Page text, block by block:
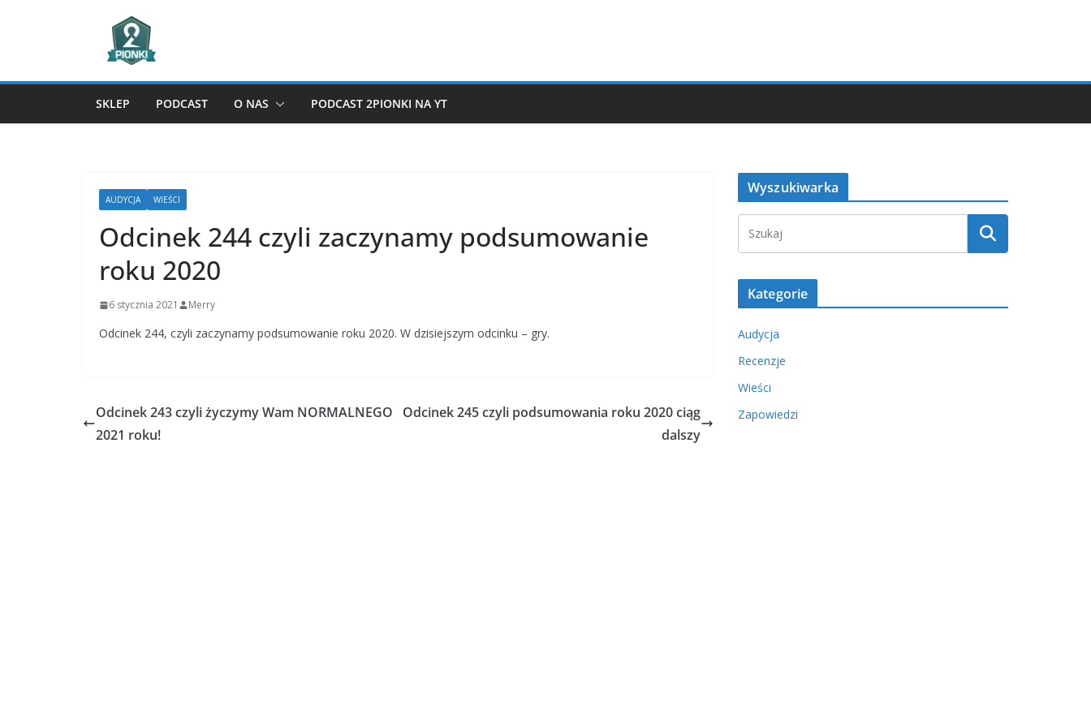
SKLEP PODCAST O NAS PODCAST 2PIONKI NA YT
AUDYCJA WIEŚCI
Odcinek 244 czyli zaczynamy podsumowanie
roku 2020
6 stycznia 2021 Merry
Odcinek 244, czyli zaczynamy podsumowanie roku 2020. W dzisiejszym odcinku – gry.
Odcinek 243 czyli życzymy Wam NORMALNEGO
2021 roku!
Odcinek 245 czyli podsumowania roku 2020 ciąg
dalszy
Wyszukiwarka
Kategorie
Audycja
Recenzje
Wieści
Zapowiedzi